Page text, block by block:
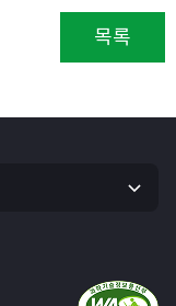
목록